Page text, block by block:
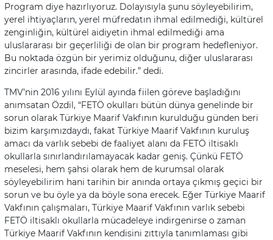
Program diye hazırlıyoruz. Dolayısıyla şunu söyleyebilirim,
yerel ihtiyaçların, yerel müfredatın ihmal edilmediği, kültürel
zenginliğin, kültürel aidiyetin ihmal edilmediği ama
uluslararası bir geçerliliği de olan bir program hedefleniyor.
Bu noktada özgün bir yerimiz olduğunu, diğer uluslararası
zincirler arasında, ifade edebilir.” dedi.
TMV’nin 2016 yılını Eylül ayında fiilen göreve başladığını
anımsatan Özdil, “FETÖ okulları bütün dünya genelinde bir
sorun olarak Türkiye Maarif Vakfının kurulduğu günden beri
bizim karşımızdaydı, fakat Türkiye Maarif Vakfının kuruluş
amacı da varlık sebebi de faaliyet alanı da FETÖ iltisaklı
okullarla sınırlandırılamayacak kadar geniş. Çünkü FETÖ
meselesi, hem şahsi olarak hem de kurumsal olarak
söyleyebilirim hani tarihin bir anında ortaya çıkmış geçici bir
sorun ve bu öyle ya da böyle sona erecek. Eğer Türkiye Maarif
Vakfının çalışmaları, Türkiye Maarif Vakfının varlık sebebi
FETÖ iltisaklı okullarla mücadeleye indirgenirse o zaman
Türkiye Maarif Vakfının kendisini zıttıyla tanımlaması gibi